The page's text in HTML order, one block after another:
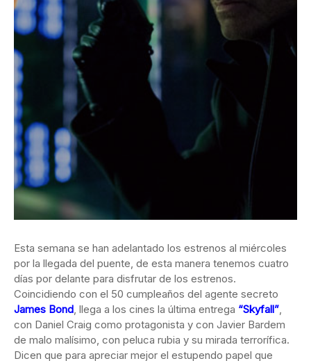
Esta semana se han adelantado los estrenos al miércoles
por la llegada del puente, de esta manera tenemos cuatro
días por delante para disfrutar de los estrenos.
Coincidiendo con el 50 cumpleaños del agente secreto
James Bond, llega a los cines la última entrega “Skyfall”,
con Daniel Craig como protagonista y con Javier Bardem
de malo malísimo, con peluca rubia y su mirada terrorífica.
Dicen que para apreciar mejor el estupendo papel que